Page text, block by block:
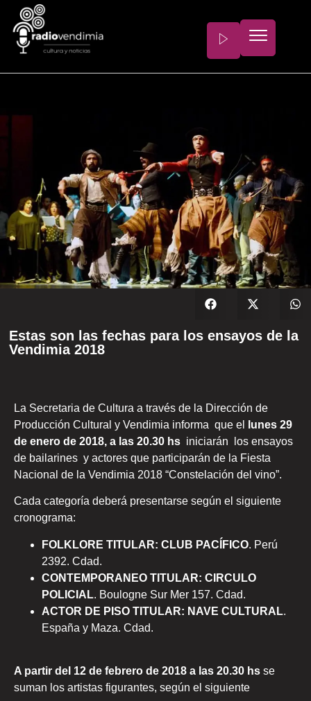
Estas son las fechas para los ensayos de la
Vendimia 2018
La Secretaria de Cultura a través de la Dirección de
Producción Cultural y Vendimia informa que el
lunes 29
de enero de 2018, a las 20.30 hs iniciarán los ensayos
de bailarines y actores que participarán de la Fiesta
Nacional de la Vendimia 2018 “Constelación del vino”.
Cada categoría deberá presentarse según el siguiente
cronograma:
FOLKLORE TITULAR: CLUB PACÍFICO. Perú
2392. Cdad.
CONTEMPORANEO TITULAR: CIRCULO
POLICIAL. Boulogne Sur Mer 157. Cdad.
ACTOR DE PISO TITULAR: NAVE CULTURAL.
España y Maza. Cdad.
A partir del 12 de febrero de 2018 a las 20.30 hs se
suman los artistas figurantes, según el siguiente